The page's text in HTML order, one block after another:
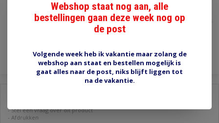
-Stel een vraag over dit product
- Afdrukken
Webshop staat nog aan, alle
bestellingen gaan deze week nog op
de post
Volgende week heb ik vakantie maar zolang de
webshop aan staat en bestellen mogelijk is
gaat alles naar de post, niks blijft liggen tot
na de vakantie.